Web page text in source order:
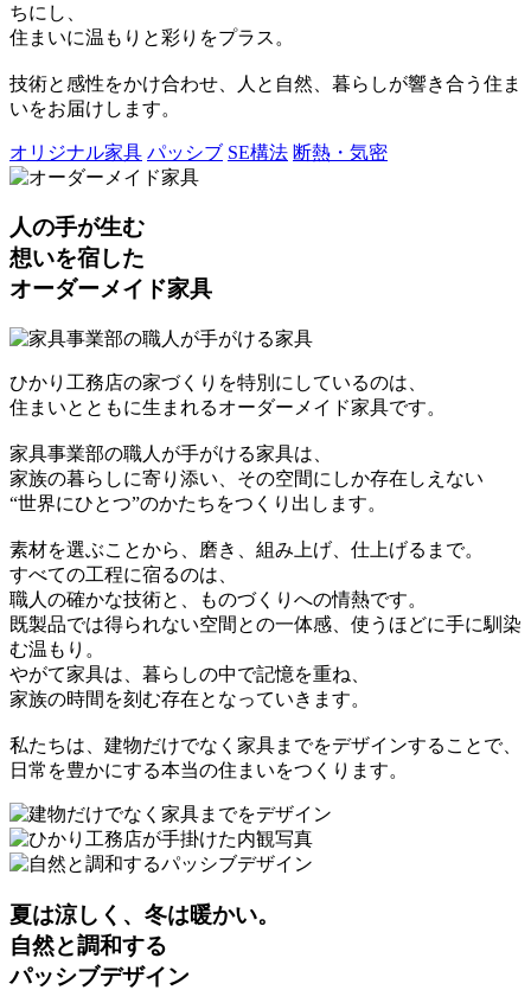
ちにし、
住まいに温もりと彩りをプラス。
技術と感性をかけ合わせ、人と自然、暮らしが響き合う住ま
いをお届けします。
オリジナル家具 パッシブ SE構法 断熱・気密
人の手が生む
想いを宿した
オーダーメイド家具
ひかり工務店の家づくりを特別にしているのは、
住まいとともに生まれるオーダーメイド家具です。
家具事業部の職人が手がける家具は、
家族の暮らしに寄り添い、その空間にしか存在しえない
“世界にひとつ”のかたちをつくり出します。
素材を選ぶことから、磨き、組み上げ、仕上げるまで。
すべての工程に宿るのは、
職人の確かな技術と、ものづくりへの情熱です。
既製品では得られない空間との一体感、使うほどに手に馴染
む温もり。
やがて家具は、暮らしの中で記憶を重ね、
家族の時間を刻む存在となっていきます。
私たちは、建物だけでなく家具までをデザインすることで、
日常を豊かにする本当の住まいをつくります。
夏は涼しく、冬は暖かい。
自然と調和する
パッシブデザイン